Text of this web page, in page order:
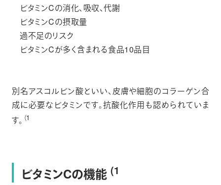
ビタミンCの消化、吸収、代謝
ビタミンCの摂取量
過不足のリスク
ビタミンCが多く含まれる食品10品目
別名アスコルビン酸といい、皮膚や細胞のコラーゲン合
成に必要なビタミンです。抗酸化作用も認められていま
す。 （1
ビタミンCの機能(1